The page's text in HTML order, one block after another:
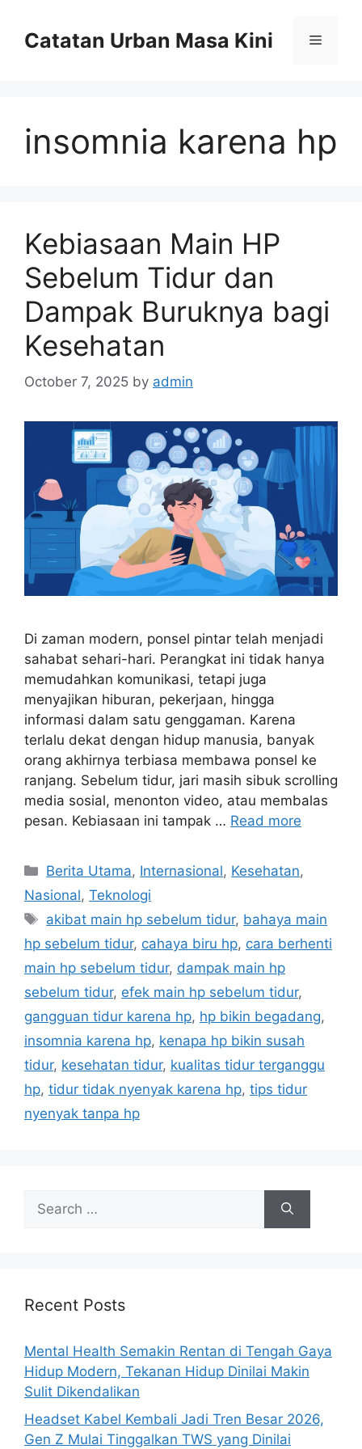
contentCatatan Urban Masa Kini Menu
insomnia karena hp
Kebiasaan Main HP
Sebelum Tidur dan
Dampak Buruknya bagi
Kesehatan
October 7, 2025 by admin
Di zaman modern, ponsel pintar telah menjadi
sahabat sehari-hari. Perangkat ini tidak hanya
memudahkan komunikasi, tetapi juga
menyajikan hiburan, pekerjaan, hingga
informasi dalam satu genggaman. Karena
terlalu dekat dengan hidup manusia, banyak
orang akhirnya terbiasa membawa ponsel ke
ranjang. Sebelum tidur, jari masih sibuk scrolling
media sosial, menonton video, atau membalas
pesan. Kebiasaan ini tampak … Read more
C
a
e
g
o
r
i
e
s
Berita Utama, Internasional, Kesehatan,
Nasional, Teknologi
T
a
s
akibat main hp sebelum tidur, bahaya main
hp sebelum tidur, cahaya biru hp, cara berhenti
main hp sebelum tidur, dampak main hp
sebelum tidur, efek main hp sebelum tidur,
gangguan tidur karena hp, hp bikin begadang,
insomnia karena hp, kenapa hp bikin susah
tidur, kesehatan tidur, kualitas tidur terganggu
hp, tidur tidak nyenyak karena hp, tips tidur
nyenyak tanpa hp
h
r
:
Recent Posts
Mental Health Semakin Rentan di Tengah Gaya
Hidup Modern, Tekanan Hidup Dinilai Makin
Sulit Dikendalikan
Headset Kabel Kembali Jadi Tren Besar 2026,
Gen Z Mulai Tinggalkan TWS yang Dinilai